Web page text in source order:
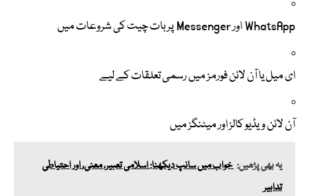
WhatsApp اور Messenger پر بات چیت کی شروعات میں
ای میل یا آن لائن فورمز میں رسمی تعلقات کے لیے
آن لائن ویڈیو کالز اور میٹنگز میں
یہ بھی پڑھیں:خواب میں سانپ دیکھنا: اسلامی تعبیر، معنی، اور احتیاطی
تدابیر